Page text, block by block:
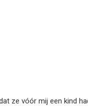
ze vóór mij een kind